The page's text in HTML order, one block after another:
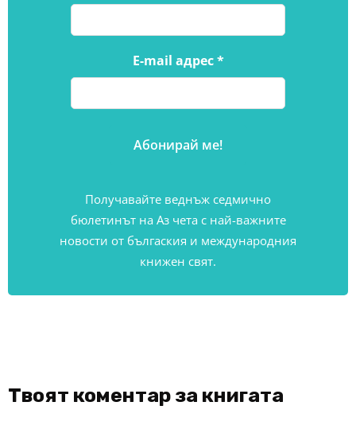
E-mail адрес*
Получавайте веднъж седмично
бюлетинът на Аз чета с най-важните
новости от бългаския и международния
книжен свят.
Твоят коментар за книгата